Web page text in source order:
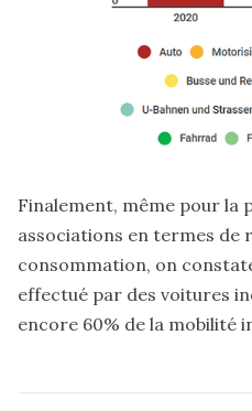
Finalement, même pour la
associations en termes de
consommation, on
effectué par des voitures
encore 60% de la mobilité